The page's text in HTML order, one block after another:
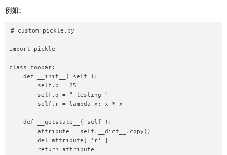
例如：
# custom_pickle.py
import pickle
class foobar: